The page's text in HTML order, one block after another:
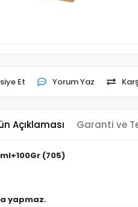
Et Yorum Yaz
Açıklaması Garanti ve
(705)
yapmaz.